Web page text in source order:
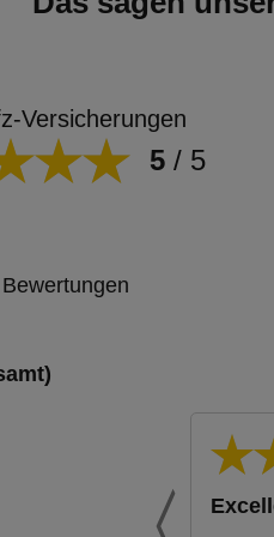
Versicherungen
5 / 5